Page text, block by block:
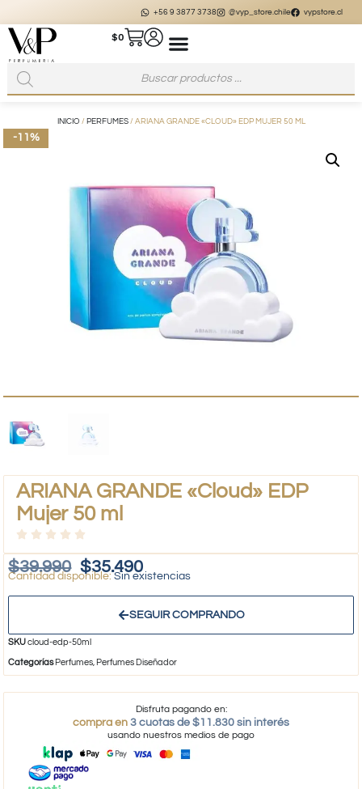
+56 9 3877 3738 @vyp_store.chile vypstore.cl
$0
INICIO / PERFUMES/ ARIANA GRANDE «CLOUD» EDP MUJER 50 ML
-11%
ARIANA GRANDE «Cloud» EDP
Mujer 50 ml
$39.990 $35.490
Sin existencias
SEGUIR COMPRANDO
SKUcloud-edp-50ml
Categorías Perfumes, Perfumes Diseñador
Disfruta pagando en:
compra en 3 cuotas de $11.830 sin interés
usando nuestros medios de pago